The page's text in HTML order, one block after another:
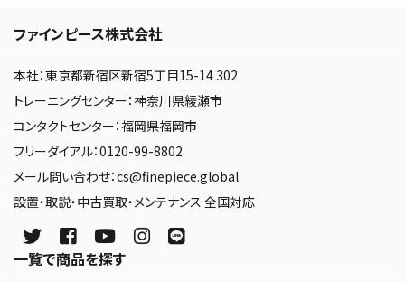
ファインピース株式会社
本社：東京都新宿区新宿5丁目15-14 302
トレーニングセンター：神奈川県綾瀬市
コンタクトセンター：福岡県福岡市
フリーダイアル：0120-99-8802
メール問い合わせ：cs@finepiece.global
設置・取説・中古買取・メンテナンス 全国対応
一覧で商品を探す